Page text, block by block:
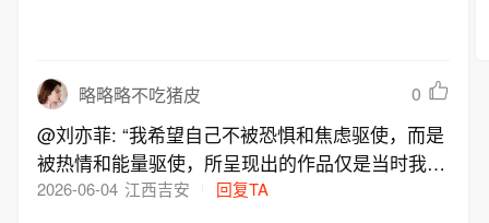
略略略不吃猪皮 0
@刘亦菲: “我希望自己不被恐惧和焦虑驱使，而是
被热情和能量驱使，所呈现出的作品仅是当时我最
想做的事，不应该裹挟任何别的东西。”
2026-06-04 江西吉安 回复TA